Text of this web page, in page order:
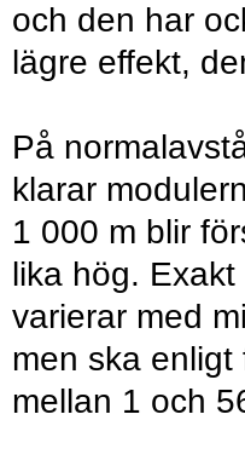
och den har
lägre effekt,
På
klarar
1 000 m blir
lika hög.
varierar med
men ska
mellan 1 och